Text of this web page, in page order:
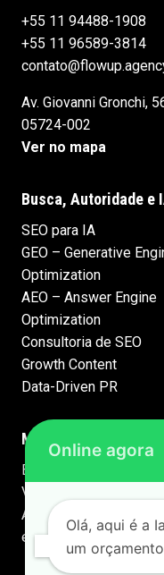
+55 11 94488-1908
+55 11 96589-3814
Av. Giovanni Gronchi,
05724-002
Ver no mapa
Busca, Autoridade e
SEO para IA
GEO – Generative
Optimization
AEO – Answer Engine
Optimization
Consultoria de SEO
Growth Content
Data-Driven PR
Marca e Comunicação
Branding e Identidade
Visual
Apresentações
em PowerPoint
Online agora
Olá, aqui é a
um